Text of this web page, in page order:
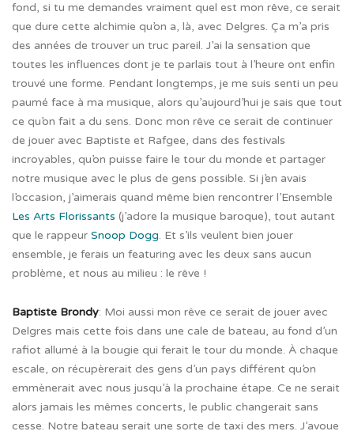
fond, si tu me demandes vraiment quel est mon rêve, ce serait
que dure cette alchimie qu’on a, là, avec Delgres. Ça m’a pris
des années de trouver un truc pareil. J’ai la sensation que
toutes les influences dont je te parlais tout à l’heure ont enfin
trouvé une forme. Pendant longtemps, je me suis senti un peu
paumé face à ma musique, alors qu’aujourd’hui je sais que tout
ce qu’on fait a du sens. Donc mon rêve ce serait de continuer
de jouer avec Baptiste et Rafgee, dans des festivals
incroyables, qu’on puisse faire le tour du monde et partager
notre musique avec le plus de gens possible. Si j’en avais
l’occasion, j’aimerais quand même bien rencontrer l’Ensemble
Les Arts Florissants (j’adore la musique baroque), tout autant
que le rappeur Snoop Dogg. Et s’ils veulent bien jouer
ensemble, je ferais un featuring avec les deux sans aucun
problème, et nous au milieu : le rêve !
Baptiste Brondy: Moi aussi mon rêve ce serait de jouer avec
Delgres mais cette fois dans une cale de bateau, au fond d’un
rafiot allumé à la bougie qui ferait le tour du monde. À chaque
escale, on récupèrerait des gens d’un pays différent qu’on
emmènerait avec nous jusqu’à la prochaine étape. Ce ne serait
alors jamais les mêmes concerts, le public changerait sans
cesse. Notre bateau serait une sorte de taxi des mers. J’avoue